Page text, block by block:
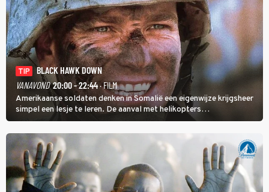
TIP
BLACK HAWK DOWN
VANAVOND 20:00 - 22:44· FILM
Amerikaanse soldaten denken in Somalië een eigenwijze krijgsheer
simpel een lesje te leren. De aanval met helikopters
verloopt in Black Hawk down dramatisch.